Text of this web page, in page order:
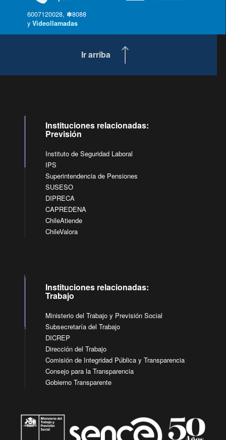
6007120028, ✽8088
yVideollamadas
Ir arriba
Instituciones relacionadas:
Previsión
Instituto de Seguridad Laboral
IPS
Superintendencia de Pensiones
SUSESO
DIPRECA
CAPREDENA
ChileAtiende
ChileValora
Instituciones relacionadas:
Trabajo
Ministerio del Trabajo y Previsión Social
Subsecretaría del Trabajo
DICREP
Dirección del Trabajo
Comisión de Integridad Pública y Transparencia
Consejo para la Transparencia
Gobierno Transparente